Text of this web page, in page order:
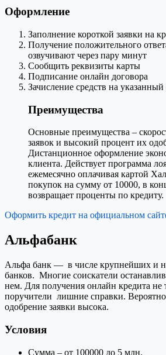
Оформление
Заполнение короткой заявки на
Получение положительного
озвучивают через пару минут
Сообщить реквизиты карты
Подписание онлайн договора
Зачисление средств на указанный
Преимущества
Основные преимущества –
заявок и высокий процент их
Дистанционное оформление
клиента. Действует программа
ежемесячно оплачивая картой
покупок на сумму от 10000, в
возвращает проценты по кредиту.
Оформить кредит на официальном
Альфабанк
Альфа банк — в числе крупнейших и
банков. Многие соискатели
нем. Для получения онлайн кредита не
поручители лишние справки.
одобрение заявки высока.
Условия
Сумма – от 100000 до 5 млн.